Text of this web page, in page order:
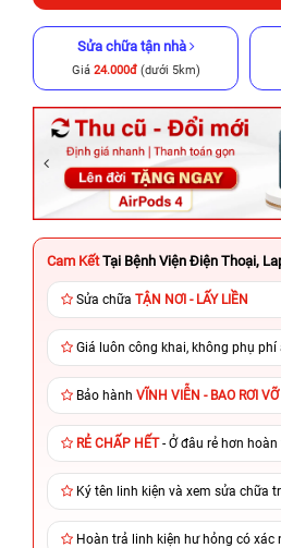
Sửa chữa tận nhà
Giá 24.000đ(dưới 5km)
Cam Kết Tại Bệnh Viện Điện Thoại,
Sửa chữa TẬN NƠI - LẤY LIỀN
Giá luôn công khai, không phụ phí
Bảo hành VĨNH VIỄN - BAO RƠI VỠ
RẺ CHẤP HẾT- Ở đâu rẻ hơn hoàn
Ký tên linh kiện và xem sửa chữa
Hoàn trả linh kiện hư hỏng có xác